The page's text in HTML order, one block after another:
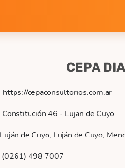
CEPA
https://cepaconsultorios.com.ar
Constitución 46 - Lujan de Cuyo
Luján de Cuyo, Luján de Cuyo,
(0261) 498 7007